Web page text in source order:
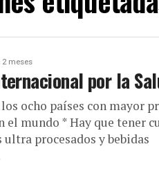
2 meses
por la
ocho países con mayor
el mundo * Hay que tener
procesados y bebidas